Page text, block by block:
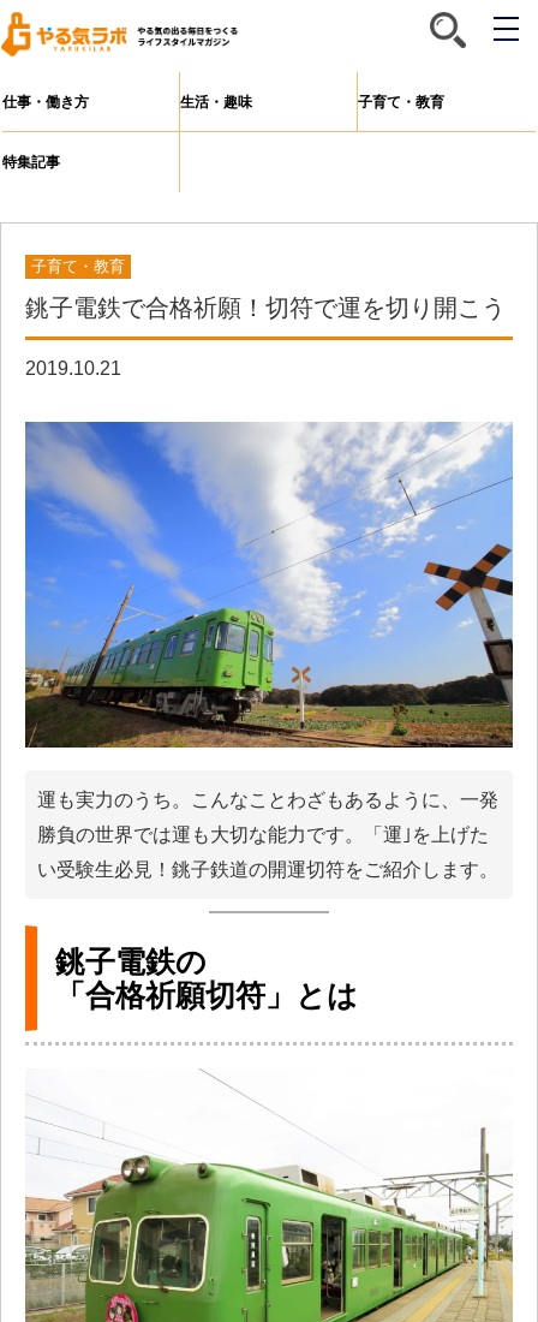
メ
仕事・働き方 生活・趣味 子育て・教育
特集記事
子育て・教育
銚子電鉄で合格祈願！切符で運を切り開こう
2019.10.21
運も実力のうち。こんなことわざもあるように、一発
勝負の世界では運も大切な能力です。「運｣を上げた
い受験生必見！銚子鉄道の開運切符をご紹介します。
銚子電鉄の
「合格祈願切符」とは